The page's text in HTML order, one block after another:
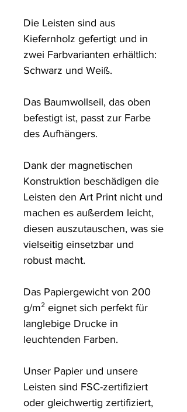
Die Leisten sind aus
Kiefernholz gefertigt und in
zwei Farbvarianten erhältlich:
Schwarz und Weiß.
Das Baumwollseil, das oben
befestigt ist, passt zur Farbe
des Aufhängers.
Dank der magnetischen
Konstruktion beschädigen die
Leisten den Art Print nicht und
machen es außerdem leicht,
diesen auszutauschen, was sie
vielseitig einsetzbar und
robust macht.
Das Papiergewicht von 200
g/m² eignet sich perfekt für
langlebige Drucke in
leuchtenden Farben.
Unser Papier und unsere
Leisten sind FSC-zertifiziert
oder gleichwertig zertifiziert,